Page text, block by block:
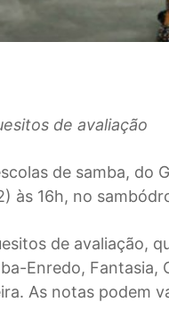
de avaliação
de samba, do
às 16h, no
de avaliação,
Enredo, Fantasia,
As notas podem